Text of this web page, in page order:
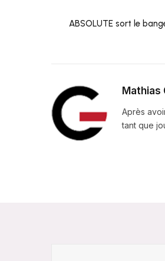
ABSOLUTE sort le
Mathias
Après
tant que